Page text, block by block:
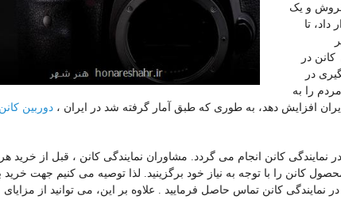
و یک
داد، تا
در
در
را به
افزایش دهد، به طوری که طبق آمار گرفته شد در ایران ، دوربین کانن
در نمایندگی کانن انجام می گردد. مشاوران نمایندگی کانن ، قبل از خرید هر
کانن را با توجه به نیاز خود برگزینید. لذا توصیه می کنیم جهت خرید
نمایندگی کانن تماس حاصل فرمایید . علاوه بر این، می توانید از